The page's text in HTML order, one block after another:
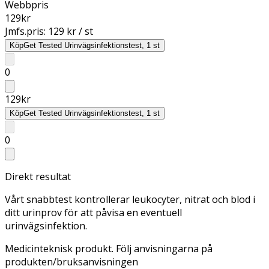
Webbpris
129kr
Jmfs.pris: 129 kr / st
KöpGet Tested Urinvägsinfektionstest, 1 st
0
129kr
KöpGet Tested Urinvägsinfektionstest, 1 st
0
Direkt resultat
Vårt snabbtest kontrollerar leukocyter, nitrat och blod i
ditt urinprov för att påvisa en eventuell
urinvägsinfektion.
Medicinteknisk produkt. Följ anvisningarna på
produkten/bruksanvisningen